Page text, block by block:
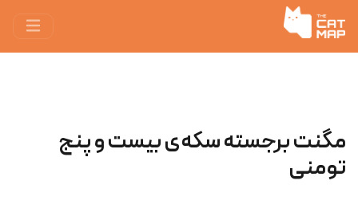
مگنت برجسته سکه‌ی بیست و پنج
تومنی